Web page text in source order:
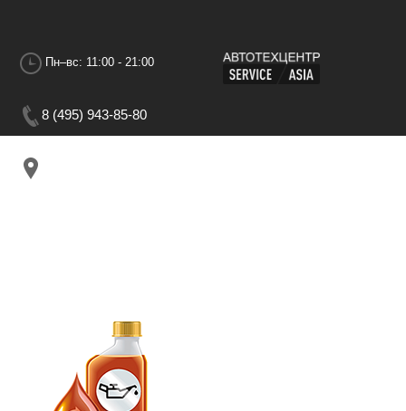
Пн–вс: 11:00 - 21:00
8 (495) 943-85-80